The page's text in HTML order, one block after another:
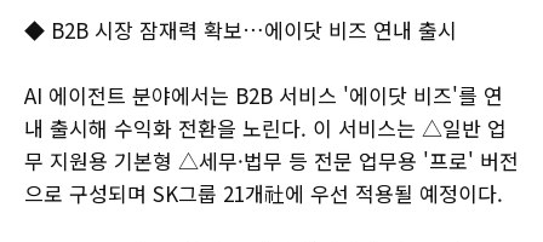
◆ B2B 시장 잠재력 확보…에이닷 비즈 연내 출시
AI 에이전트 분야에서는 B2B 서비스 '에이닷 비즈'를 연
내 출시해 수익화 전환을 노린다. 이 서비스는 △일반 업
무 지원용 기본형 △세무·법무 등 전문 업무용 '프로' 버전
으로 구성되며 SK그룹 21개社에 우선 적용될 예정이다.